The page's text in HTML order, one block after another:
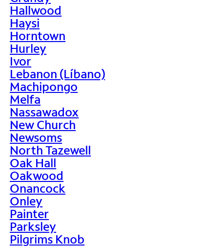
Hallwood
Haysi
Horntown
Hurley
Ivor
Lebanon (Líbano)
Machipongo
Melfa
Nassawadox
New Church
Newsoms
North Tazewell
Oak Hall
Oakwood
Onancock
Onley
Painter
Parksley
Pilgrims Knob